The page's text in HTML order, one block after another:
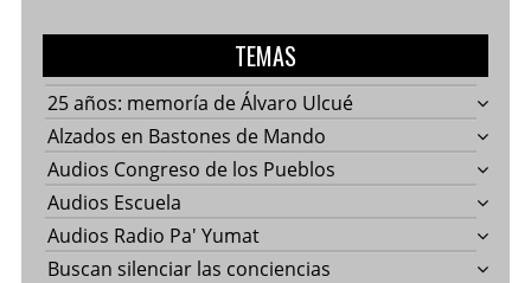
TEMAS
25 años: memoría de Álvaro Ulcué
Alzados en Bastones de Mando
Audios Congreso de los Pueblos
Audios Escuela
Audios Radio Pa' Yumat
Buscan silenciar las conciencias